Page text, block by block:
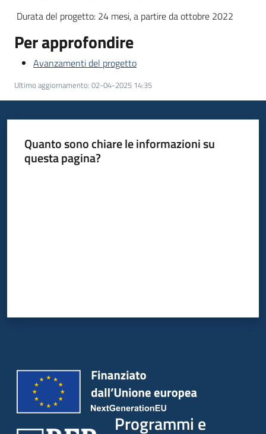
Durata del progetto: 24 mesi, a partire da ottobre 2022
Per approfondire
Avanzamenti del progetto
Ultimo aggiornamento: 02-04-2025 14:35
Quanto sono chiare le informazioni su
questa pagina?
Programmi e